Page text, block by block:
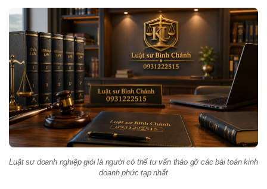
Luật sư doanh nghiệp giỏi là người có thể tư vấn tháo gỡ các bài toán kinh
doanh phức tạp nhất